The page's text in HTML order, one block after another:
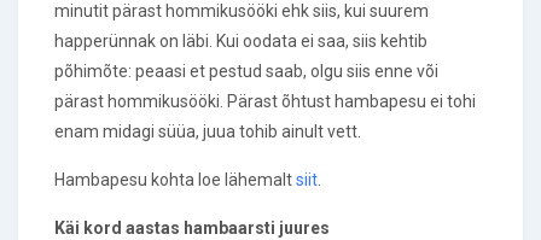
minutit pärast hommikusööki ehk siis, kui suurem
happerünnak on läbi. Kui oodata ei saa, siis kehtib
põhimõte: peaasi et pestud saab, olgu siis enne või
pärast hommikusööki. Pärast õhtust hambapesu ei tohi
enam midagi süüa, juua tohib ainult vett.
Hambapesu kohta loe lähemaltsiit.
Käi kord aastas hambaarsti juures